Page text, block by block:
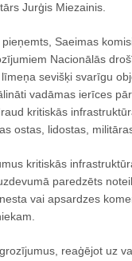
Jurģis Miezainis.
Saeimas
Nacionālās
sevišķi svarīgu
vadāmas ierīces
kritiskās
ostas, lidostas,
kritiskās
paredzēts
vai apsardzes
reaģējot uz